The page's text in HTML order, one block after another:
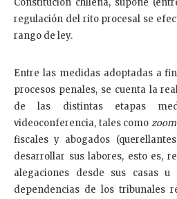
Constitución chilena, supone
regulación del rito procesal se
rango de ley.
Entre las medidas adoptadas a
procesos penales, se cuenta la
de las distintas etapas
videoconferencia, tales como zoom
fiscales y abogados
desarrollar sus labores, esto es,
alegaciones desde sus casas
dependencias de los tribunales